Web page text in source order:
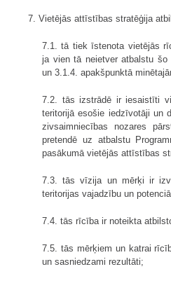
7. Vietējās attīstības stratēģija
7.1. tā tiek īstenota vietējās
ja vien tā neietver atbalstu
un 3.1.4. apakšpunktā
7.2. tās izstrādē ir iesaistīti
teritorijā esošie iedzīvotāji un
zivsaimniecības nozares
pretendē uz atbalstu
pasākumā vietējās attīstības
7.3. tās vīzija un mērķi ir
teritorijas vajadzību un
7.4. tās rīcība ir noteikta
7.5. tās mērķiem un katrai
un sasniedzami rezultāti;